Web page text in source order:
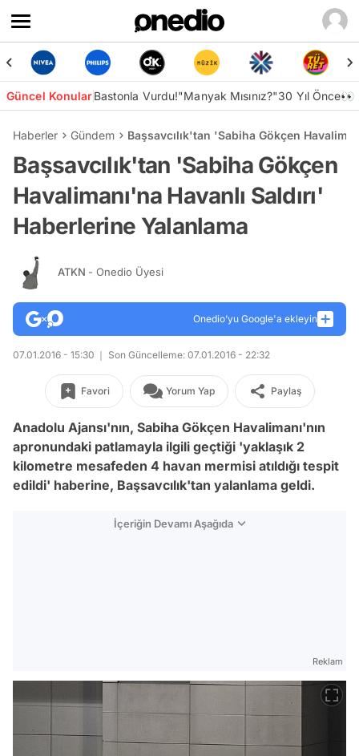
Güncel KonularBastonla Vurdu!"Manyak Mısınız?"30 Yıl Önce👀
Haberler Gündem Başsavcılık'tan 'Sabiha Gökçen
Başsavcılık'tan 'Sabiha Gökçen
Havalimanı'na Havanlı Saldırı'
Haberlerine Yalanlama
ATKN - Onedio Üyesi
Onedio’yu Google'a ekleyin
07.01.2016 - 15:30 Son Güncelleme: 07.01.2016 - 22:32
Favori Yorum Yap Paylaş
Anadolu Ajansı'nın, Sabiha Gökçen Havalimanı'nın
apronundaki patlamayla ilgili geçtiği 'yaklaşık 2
kilometre mesafeden 4 havan mermisi atıldığı tespit
edildi' haberine, Başsavcılık'tan yalanlama geldi.
İçeriğin Devamı Aşağıda
Reklam